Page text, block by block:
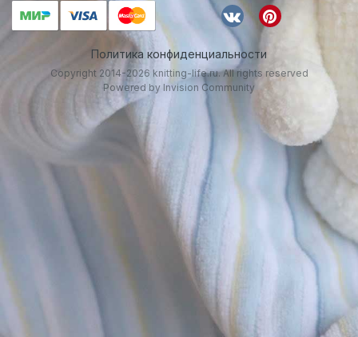
Политика конфиденциальности
Copyright 2014-2026 knitting-life.ru. All rights reserved
Powered by Invision Community